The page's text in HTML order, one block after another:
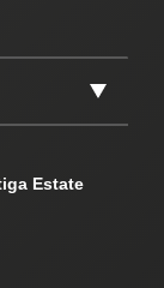
Estate